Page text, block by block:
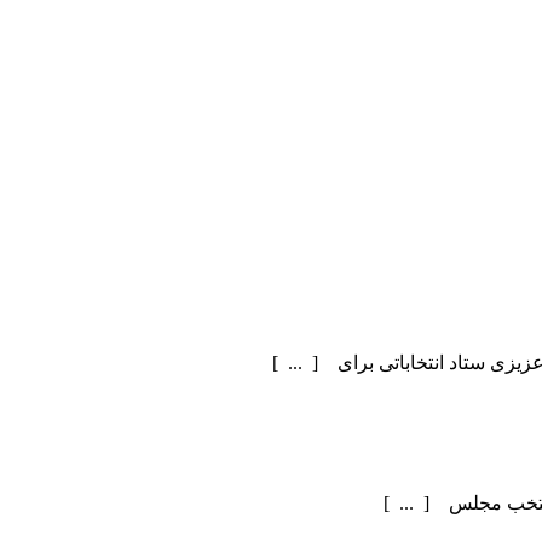
ستاد انتخاباتی برای [ ... ]
منتخب مجلس [ ... ]